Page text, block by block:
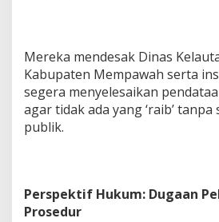
Mereka mendesak Dinas
Kabupaten Mempawah serta
segera menyelesaikan
agar tidak ada yang ‘raib’
publik.
Perspektif Hukum: Dugaan
Prosedur